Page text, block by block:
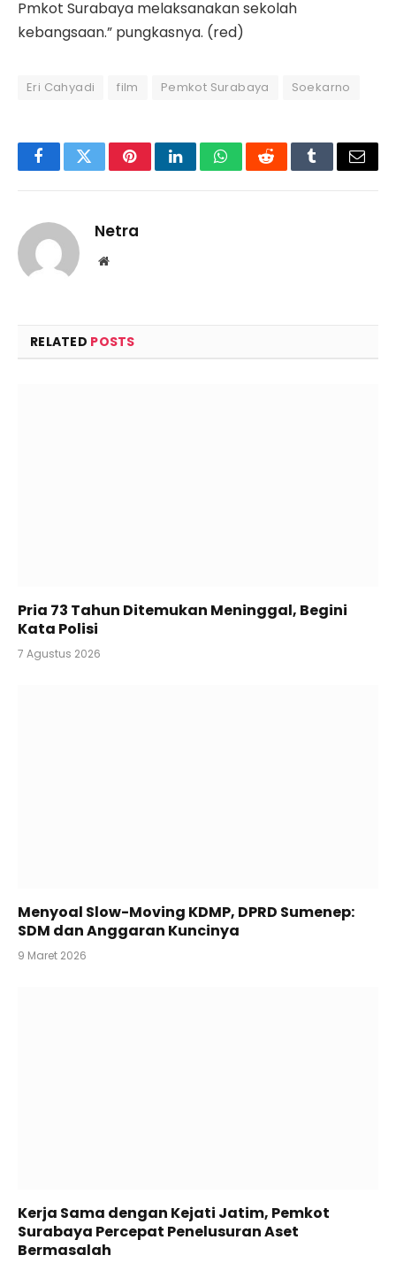
Pmkot Surabaya melaksanakan sekolah
kebangsaan.” pungkasnya. (red)
Eri Cahyadi film Pemkot Surabaya Soekarno
FacebookTwitterPinterestLinkedInWhatsAppRedditTumblrEmail
Netra
Website
RELATED POSTS
Pria 73 Tahun Ditemukan Meninggal, Begini
Kata Polisi
7 Agustus 2026
Menyoal Slow-Moving KDMP, DPRD Sumenep:
SDM dan Anggaran Kuncinya
9 Maret 2026
Kerja Sama dengan Kejati Jatim, Pemkot
Surabaya Percepat Penelusuran Aset
Bermasalah